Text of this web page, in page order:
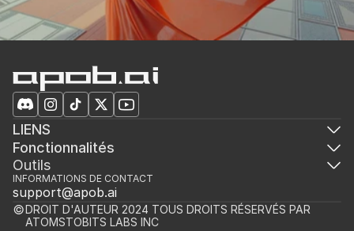
LIENS
Fonctionnalités
Outils
INFORMATIONS DE CONTACT
support@apob.ai
DROIT D'AUTEUR 2024 TOUS DROITS RÉSERVÉS PAR
ATOMSTOBITS LABS INC